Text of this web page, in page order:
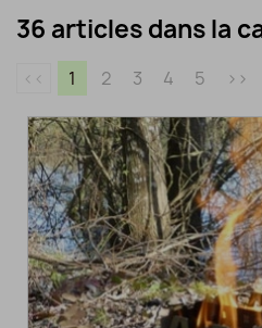
36 articles dans la
<< 1 2 3 4 5 >>